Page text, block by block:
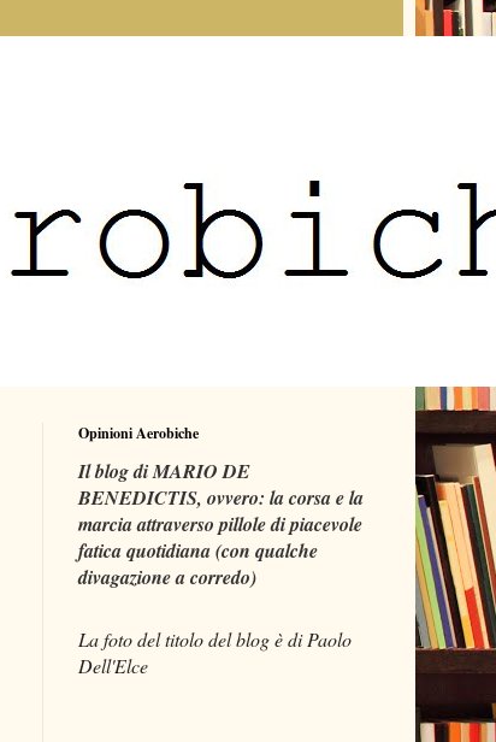
Opinioni Aerobiche
Il blog di MARIO DE
BENEDICTIS, ovvero: la corsa e la
marcia attraverso pillole di piacevole
fatica quotidiana (con qualche
divagazione a corredo)
La foto del titolo del blog è di Paolo
Dell'Elce